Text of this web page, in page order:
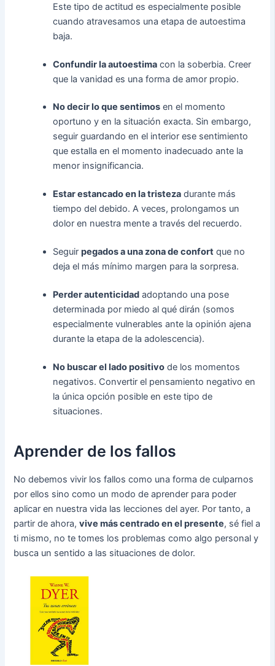
Este tipo de actitud es especialmente posible
cuando atravesamos una etapa de autoestima
baja.
Confundir la autoestima con la soberbia. Creer
que la vanidad es una forma de amor propio.
No decir lo que sentimos en el momento
oportuno y en la situación exacta. Sin embargo,
seguir guardando en el interior ese sentimiento
que estalla en el momento inadecuado ante la
menor insignificancia.
Estar estancado en la tristeza durante más
tiempo del debido. A veces, prolongamos un
dolor en nuestra mente a través del recuerdo.
Seguirpegados a una zona de confort que no
deja el más mínimo margen para la sorpresa.
Perder autenticidad adoptando una pose
determinada por miedo al qué dirán (somos
especialmente vulnerables ante la opinión ajena
durante la etapa de la adolescencia).
No buscar el lado positivo de los momentos
negativos. Convertir el pensamiento negativo en
la única opción posible en este tipo de
situaciones.
Aprender de los fallos
No debemos vivir los fallos como una forma de culparnos
por ellos sino como un modo de aprender para poder
aplicar en nuestra vida las lecciones del ayer. Por tanto, a
partir de ahora,vive más centrado en el presente, sé fiel a
ti mismo, no te tomes los problemas como algo personal y
busca un sentido a las situaciones de dolor.